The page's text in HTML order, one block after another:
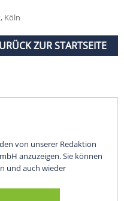
Köln
ZUR STARTSEITE
von unserer Redaktion
anzuzeigen. Sie können
und auch wieder